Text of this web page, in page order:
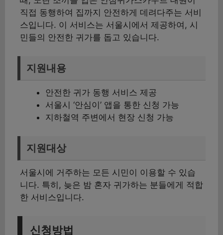
직접 동행하여 집까지 안전하게 데려다주는 서비
스입니다. 이 서비스는 서울시에서 제공하여, 시
민들의 안전한 귀가를 돕고 있습니다.
지원내용
안전한 귀가 동행 서비스 제공
서울시 ‘안심이’ 앱을 통한 신청 가능
지하철역 주변에서 현장 신청 가능
지원대상
서울시에 거주하는 모든 시민이 이용할 수 있습
니다. 특히, 늦은 밤 혼자 귀가하는 분들에게 적합
한 서비스입니다.
신청방법